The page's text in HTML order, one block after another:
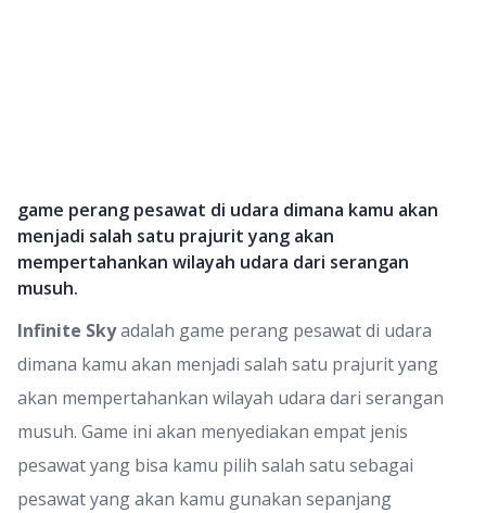
game perang pesawat di udara dimana kamu akan
menjadi salah satu prajurit yang akan
mempertahankan wilayah udara dari serangan
musuh.
Infinite Skyadalah game perang pesawat di udara
dimana kamu akan menjadi salah satu prajurit yang
akan mempertahankan wilayah udara dari serangan
musuh. Game ini akan menyediakan empat jenis
pesawat yang bisa kamu pilih salah satu sebagai
pesawat yang akan kamu gunakan sepanjang